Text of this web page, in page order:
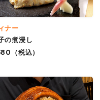
ナー
の煮浸し
（税込）